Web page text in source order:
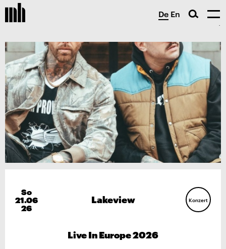
De En
So
21.06
26
Lakeview Konzert
Live In Europe 2026